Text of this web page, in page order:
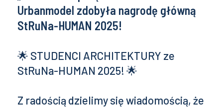
Urbanmodel zdobyła nagrodę główną
StRuNa-HUMAN 2025!
🌟 STUDENCI ARCHITEKTURY ze
StRuNa-HUMAN 2025! 🌟
Z radością dzielimy się wiadomością, że